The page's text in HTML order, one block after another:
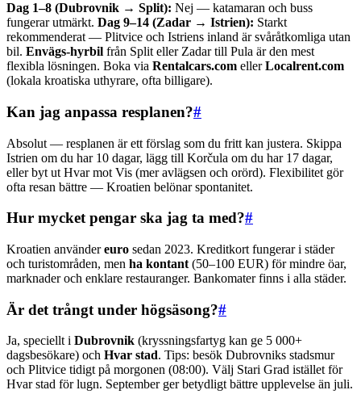
Dag 1–8 (Dubrovnik → Split): Nej — katamaran och buss
fungerar utmärkt. Dag 9–14 (Zadar → Istrien): Starkt
rekommenderat — Plitvice och Istriens inland är svåråtkomliga utan
bil. Envägs-hyrbil från Split eller Zadar till Pula är den mest
flexibla lösningen. Boka via Rentalcars.com ellerLocalrent.com
(lokala kroatiska uthyrare, ofta billigare).
Kan jag anpassa resplanen?#
Absolut — resplanen är ett förslag som du fritt kan justera. Skippa
Istrien om du har 10 dagar, lägg till Korčula om du har 17 dagar,
eller byt ut Hvar mot Vis (mer avlägsen och orörd). Flexibilitet gör
ofta resan bättre — Kroatien belönar spontanitet.
Hur mycket pengar ska jag ta med?#
Kroatien användereuro sedan 2023. Kreditkort fungerar i städer
och turistområden, men ha kontant (50–100 EUR) för mindre öar,
marknader och enklare restauranger. Bankomater finns i alla städer.
Är det trångt under högsäsong?#
Ja, speciellt i Dubrovnik (kryssningsfartyg kan ge 5 000+
dagsbesökare) och Hvar stad. Tips: besök Dubrovniks stadsmur
och Plitvice tidigt på morgonen (08:00). Välj Stari Grad istället för
Hvar stad för lugn. September ger betydligt bättre upplevelse än juli.